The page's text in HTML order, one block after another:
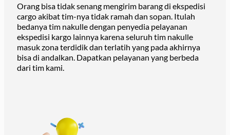
Orang bisa tidak senang mengirim barang di ekspedisi
cargo akibat tim-nya tidak ramah dan sopan. Itulah
bedanya tim nakulle dengan penyedia pelayanan
ekspedisi kargo lainnya karena seluruh tim nakulle
masuk zona terdidik dan terlatih yang pada akhirnya
bisa di andalkan. Dapatkan pelayanan yang berbeda
dari tim kami.